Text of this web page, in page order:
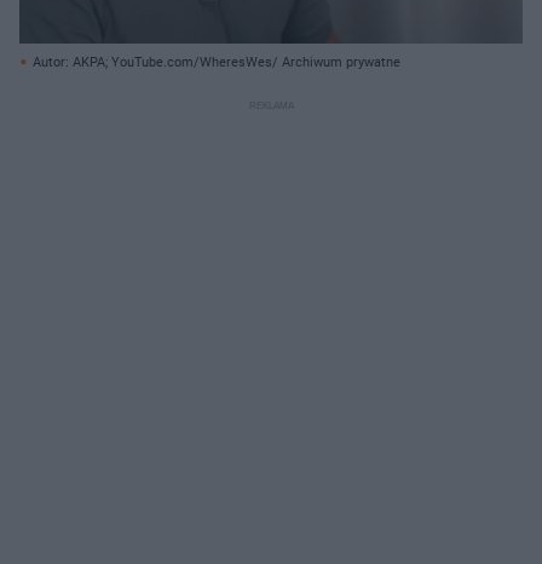
Autor: AKPA; YouTube.com/WheresWes/ Archiwum prywatne